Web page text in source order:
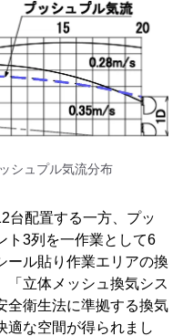
シュプル気流分布
台配置する一方、プッ
ト3列を一作業として6
ール貼り作業エリアの換
「立体メッシュ換気シス
全衛生法に準拠する換気
適な空間が得られまし